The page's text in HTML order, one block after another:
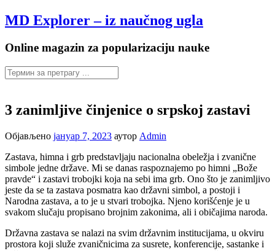
Настави
на
MD Explorer – iz naučnog ugla
Online magazin za popularizaciju nauke
3 zanimljive činjenice o srpskoj zastavi
Објављено јануар 7, 2023 аутор Admin
Zastava, himna i grb predstavljaju nacionalna obeležja i zvanične
simbole jedne države. Mi se danas raspoznajemo po himni „Bože
pravde“ i zastavi trobojki koja na sebi ima grb. Ono što je zanimljivo
jeste da se ta zastava posmatra kao državni simbol, a postoji i
Narodna zastava, a to je u stvari trobojka. Njeno korišćenje je u
svakom slučaju propisano brojnim zakonima, ali i običajima naroda.
Državna zastava se nalazi na svim državnim institucijama, u okviru
prostora koji služe zvaničnicima za susrete, konferencije, sastanke i